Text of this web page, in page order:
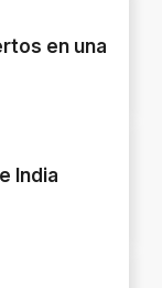
en una
India